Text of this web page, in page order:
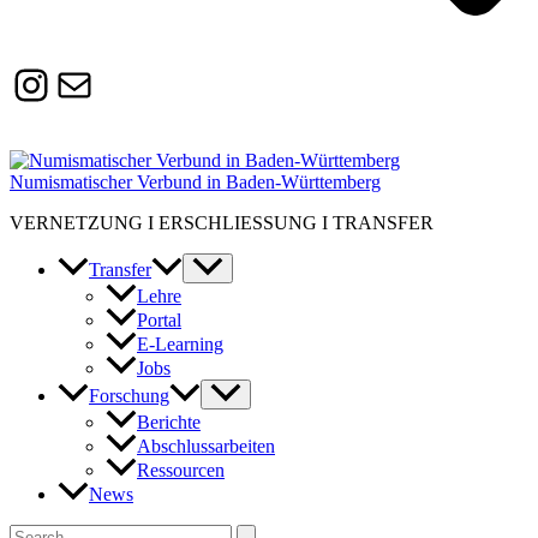
Instagram
Susanne.Boerner@zaw.uni-
heidelberg.de
Numismatischer Verbund in Baden-Württemberg
VERNETZUNG I ERSCHLIESSUNG I TRANSFER
Transfer
Lehre
Portal
E-Learning
Jobs
Forschung
Berichte
Abschlussarbeiten
Ressourcen
News